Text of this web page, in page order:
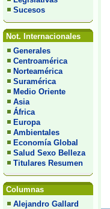
Sucesos
Not. Internacionales
Generales
Centroamérica
Norteamérica
Suramérica
Medio Oriente
Asia
África
Europa
Ambientales
Economía Global
Salud Sexo Belleza
Titulares Resumen
Columnas
Alejandro Gallard